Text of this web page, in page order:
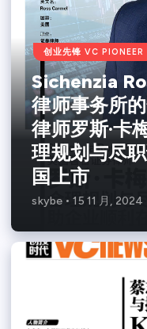
创业先锋 VC PIONEER
Sichenzia
律师事务所
律师罗斯·卡
理规划与尽
国上市
skybe 15 11 月, 2024